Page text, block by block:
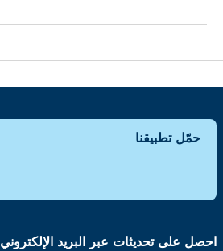
حمّل تطبيقنا
احصل على تحديثات عبر البريد الإلكتروني